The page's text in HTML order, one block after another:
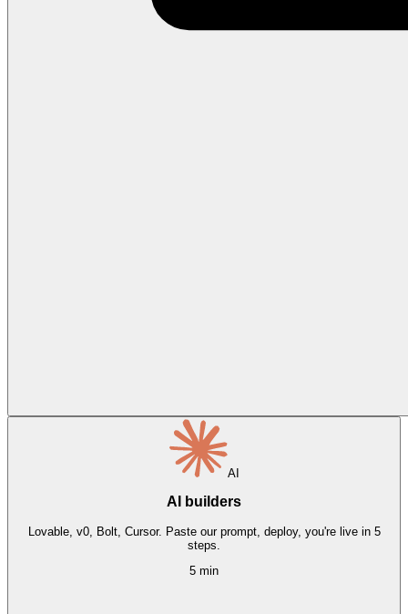
AI
AI builders
Lovable, v0, Bolt, Cursor. Paste our prompt, deploy, you're live in 5
steps.
5 min